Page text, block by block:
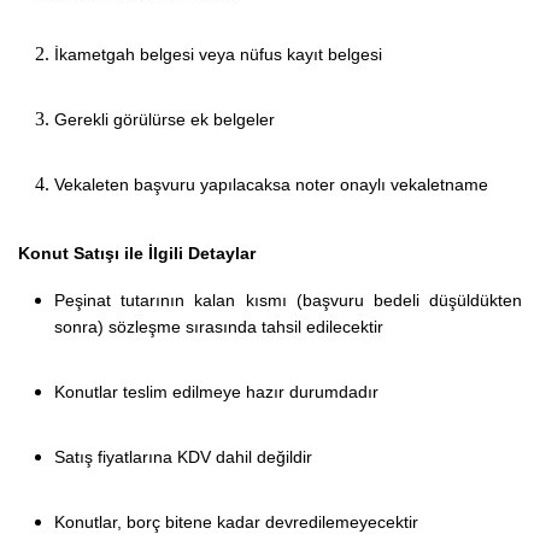
İkametgah belgesi veya nüfus kayıt belgesi
Gerekli görülürse ek belgeler
Vekaleten başvuru yapılacaksa noter onaylı vekaletname
Konut Satışı ile İlgili Detaylar
Peşinat tutarının kalan kısmı (başvuru bedeli düşüldükten
sonra) sözleşme sırasında tahsil edilecektir
Konutlar teslim edilmeye hazır durumdadır
Satış fiyatlarına KDV dahil değildir
Konutlar, borç bitene kadar devredilemeyecektir